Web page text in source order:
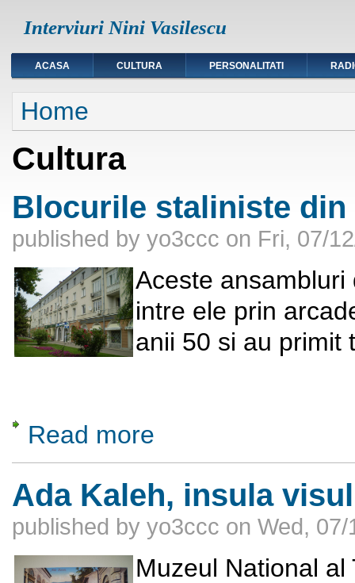
Interviuri Nini Vasilescu
ACASA CULTURA PERSONALITATI
You are here
Home
Cultura
Blocurile staliniste
published by yo3ccc on Fri, 07/
Aceste
intre ele prin
anii 50 si au primit
Read more
Ada Kaleh, insula
published by yo3ccc on Wed,
Muzeul National